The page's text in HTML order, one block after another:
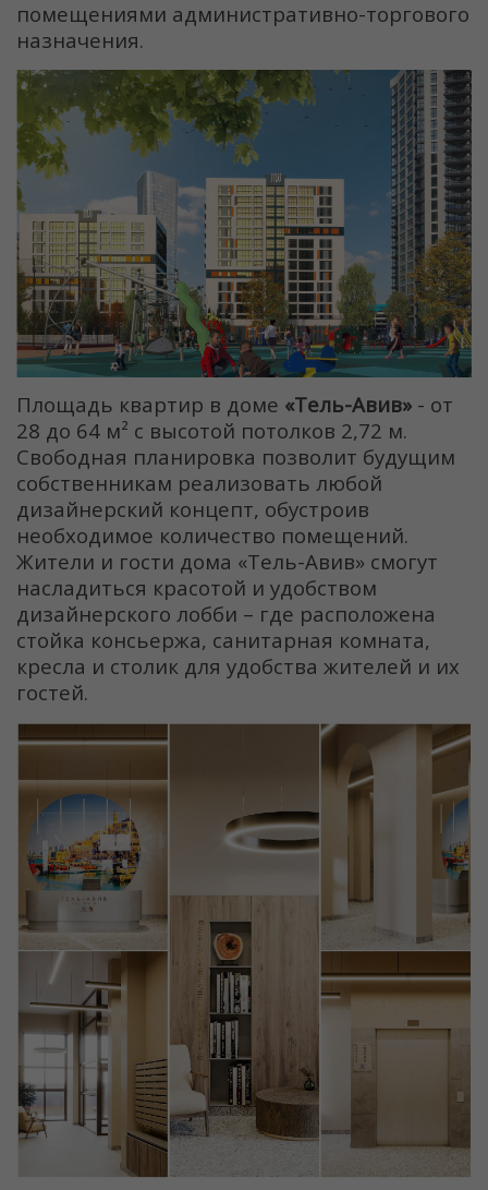
помещениями административно-торгового
назначения.
Площадь квартир в доме «Тель-Авив» - от
28 до 64 м² с высотой потолков 2,72 м.
Свободная планировка позволит будущим
собственникам реализовать любой
дизайнерский концепт, обустроив
необходимое количество помещений.
Жители и гости дома «Тель-Авив» смогут
насладиться красотой и удобством
дизайнерского лобби – где расположена
стойка консьержа, санитарная комната,
кресла и столик для удобства жителей и их
гостей.